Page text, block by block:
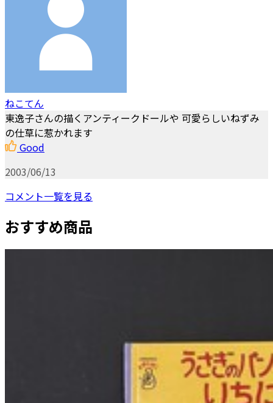
ねこてん
東逸子さんの描くアンティークドールや 可愛らしいねずみ
の仕草に惹かれます
Good
2003/06/13
コメント一覧を見る
おすすめ商品